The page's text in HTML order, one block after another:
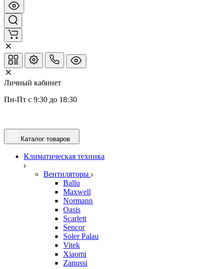
Личный кабинет
Пн-Пт с 9:30 до 18:30
Каталог товаров
Климатическая техника
Вентиляторы
Ballu
Maxwell
Normann
Oasis
Scarlett
Sencor
Soler Palau
Vitek
Xiaomi
Zanussi